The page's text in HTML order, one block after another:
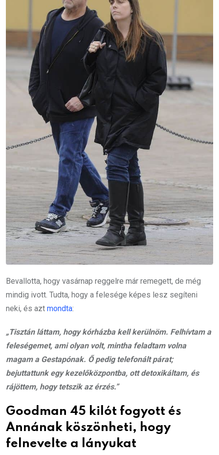
Bevallotta, hogy vasárnap reggelre már remegett, de még
mindig ivott. Tudta, hogy a felesége képes lesz segíteni
neki, és azt mondta:
„Tisztán láttam, hogy kórházba kell kerülnöm. Felhívtam a
feleségemet, ami olyan volt, mintha feladtam volna
magam a Gestapónak. Ő pedig telefonált párat;
bejuttattunk egy kezelőközpontba, ott detoxikáltam, és
rájöttem, hogy tetszik az érzés.”
Goodman 45 kilót fogyott és
Annának köszönheti, hogy
felnevelte a lányukat